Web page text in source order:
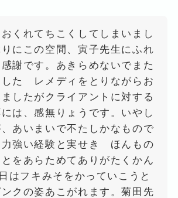
くれてちこくしてしまいまし
にこの空間、寅子先生にふれ
謝です。あきらめないでまた
した レメディをとりながらお
したがクライアントに対する
は、感無りょうです。いやし
あいまいで不たしかなもので
力強い経験と実せき ほんもの
をあらためてありがたくかん
はフキみそをかっていこうと
クの姿あこがれます。菊田先